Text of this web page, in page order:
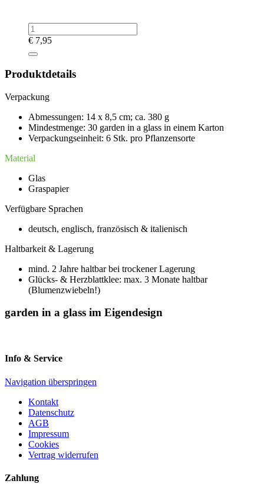
€ 7,95
Produktdetails
Verpackung
Abmessungen: 14 x 8,5 cm; ca. 380 g
Mindestmenge: 30 garden in a glass in einem Karton
Verpackungseinheit: 6 Stk. pro Pflanzensorte
Material
Glas
Graspapier
Verfügbare Sprachen
deutsch, englisch, französisch & italienisch
Haltbarkeit & Lagerung
mind. 2 Jahre haltbar bei trockener Lagerung
Glücks- & Herzblattklee: max. 3 Monate haltbar
(Blumenzwiebeln!)
garden in a glass im Eigendesign
Info & Service
Navigation überspringen
Kontakt
Datenschutz
AGB
Impressum
Cookies
Vertrag widerrufen
Zahlung